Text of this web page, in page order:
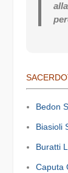
Bedon
Biasioli
Buratti
Caputa